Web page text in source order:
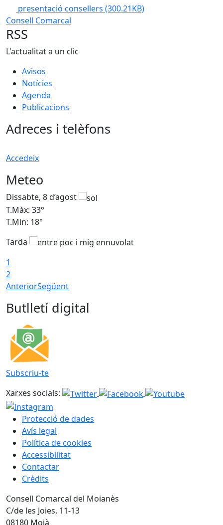
presentació consellers (300.21KB)
Consell Comarcal
RSS
L'actualitat a un clic
Avisos
Notícies
Agenda
Publicacions
Adreces i telèfons
Accedeix
Meteo
Dissabte, 8 d’agost
T.Màx: 33°
T.Min: 18°
Tarda
1
2
AnteriorSegüent
Butlletí digital
Subscriu-te
Xarxes socials:
Protecció de dades
Avís legal
Política de cookies
Accessibilitat
Contactar
Crèdits
Consell Comarcal del Moianès
C/de les Joies, 11-13
08180 Moià